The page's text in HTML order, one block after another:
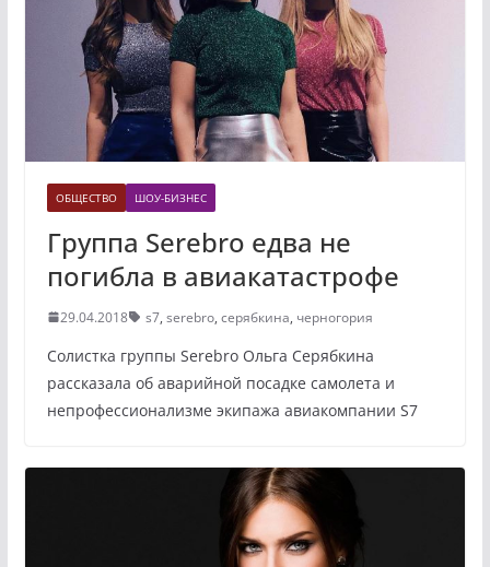
ОБЩЕСТВО ШОУ-БИЗНЕС
Группа Serebro едва не
погибла в авиакатастрофе
29.04.2018 s7, serebro, серябкина, черногория
Солистка группы Serebro Ольга Серябкина
рассказала об аварийной посадке самолета и
непрофессионализме экипажа авиакомпании S7